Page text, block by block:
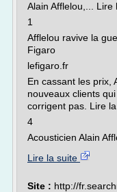
Alain Afflelou,... Lire
1
Afflelou ravive la
Figaro
lefigaro.fr
En cassant les prix,
nouveaux clients
corrigent pas. Lire
4
Acousticien Alain
Lire la suite
Site : http://